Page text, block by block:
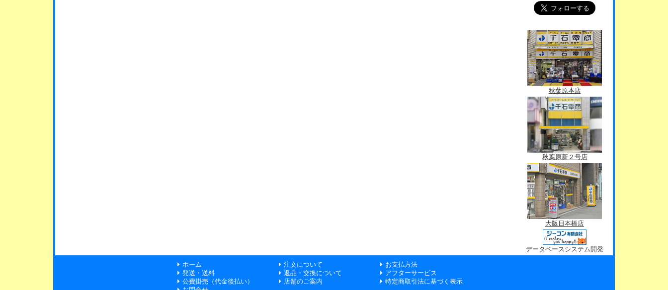
秋葉原本店
秋葉原新２号店
大阪日本橋店
データベースシステム開発
ホーム
注文について
お支払方法
発送・送料
返品・交換について
アフターサービス
公費掛売（代金後払い）
店舗のご案内
特定商取引法に基づく表示